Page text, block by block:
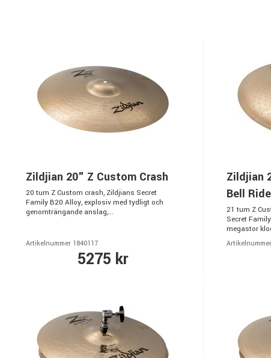
Zildjian 20" Z Custom Crash
20 tum Z Custom crash, Zildjians Secret
Family B20 Alloy, explosiv med tydligt och
genomträngande anslag,...
Artikelnummer 1840117
5275 kr
Zildjian
Bell Ride
21 tum Z
Secret
megastor